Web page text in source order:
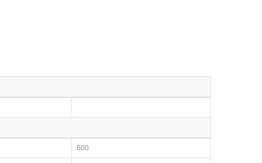
600